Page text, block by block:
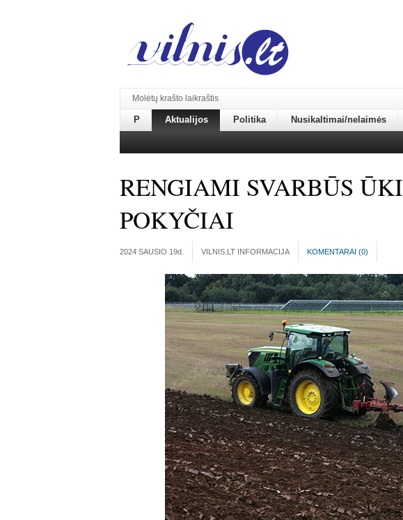
Molėtų krašto laikraštis
P Aktualijos Politika Nusikaltimai/nelaimės
RENGIAMI SVARBŪS
POKYČIAI
2024 SAUSIO 19d. VILNIS.LT INFORMACIJA KOMENTARAI (0)